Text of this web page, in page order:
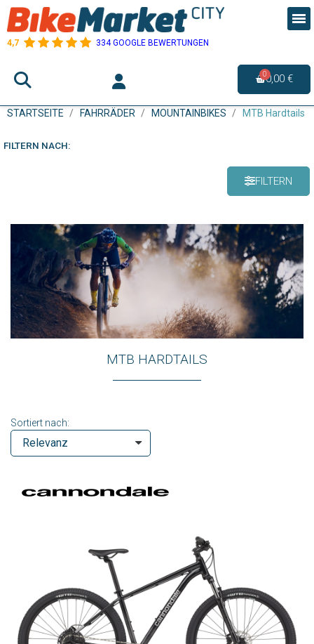
4,7 334 GOOGLE BEWERTUNGEN
0,00 €
STARTSEITE FAHRRÄDER MOUNTAINBIKES MTB Hardtails
FILTERN NACH:
FILTERN
MTB HARDTAILS
Sortiert nach: